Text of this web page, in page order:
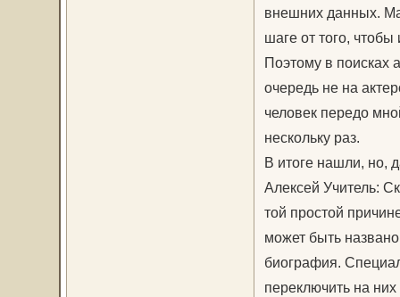
внешних данных.
шаге от того,
Поэтому в поисках
очередь не на
человек передо
нескольку раз.
В итоге нашли, но,
Алексей Учитель:
той простой
может быть
биография.
переключить на